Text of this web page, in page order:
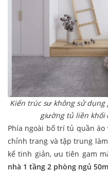
Kiến trúc sư không sử
giường tủ liền khối
Phía ngoài bố trí tủ quần
chỉnh trang và tập trung
kế tinh giản, ưu tiên gam
nhà 1 tầng 2 phòng ngủ